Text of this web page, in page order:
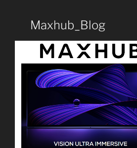
Maxhub_Blog